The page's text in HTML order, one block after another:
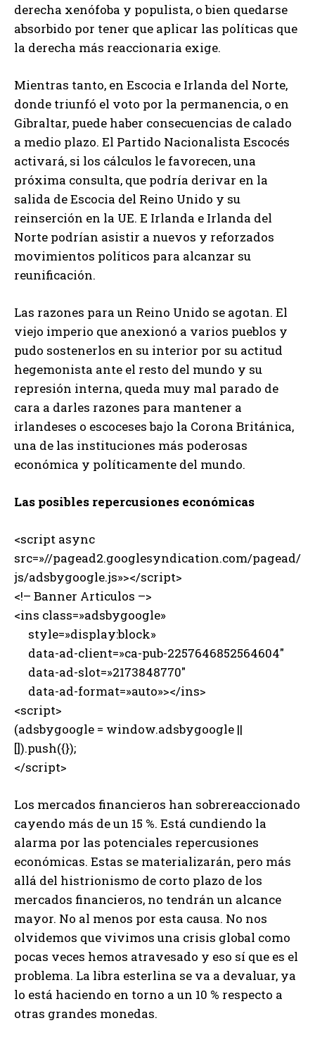
derecha xenófoba y populista, o bien quedarse
absorbido por tener que aplicar las políticas que
la derecha más reaccionaria exige.
Mientras tanto, en Escocia e Irlanda del Norte,
donde triunfó el voto por la permanencia, o en
Gibraltar, puede haber consecuencias de calado
a medio plazo. El Partido Nacionalista Escocés
activará, si los cálculos le favorecen, una
próxima consulta, que podría derivar en la
salida de Escocia del Reino Unido y su
reinserción en la UE. E Irlanda e Irlanda del
Norte podrían asistir a nuevos y reforzados
movimientos políticos para alcanzar su
reunificación.
Las razones para un Reino Unido se agotan. El
viejo imperio que anexionó a varios pueblos y
pudo sostenerlos en su interior por su actitud
hegemonista ante el resto del mundo y su
represión interna, queda muy mal parado de
cara a darles razones para mantener a
irlandeses o escoceses bajo la Corona Británica,
una de las instituciones más poderosas
económica y políticamente del mundo.
Las posibles repercusiones económicas
<script async
src=»//pagead2.googlesyndication.com/pagead/
js/adsbygoogle.js»></script>
<!– Banner Articulos –>
<ins class=»adsbygoogle»
style=»display:block»
data-ad-client=»ca-pub-2257646852564604″
data-ad-slot=»2173848770″
data-ad-format=»auto»></ins>
<script>
(adsbygoogle = window.adsbygoogle ||
[]).push({});
</script>
Los mercados financieros han sobrereaccionado
cayendo más de un 15 %. Está cundiendo la
alarma por las potenciales repercusiones
económicas. Estas se materializarán, pero más
allá del histrionismo de corto plazo de los
mercados financieros, no tendrán un alcance
mayor. No al menos por esta causa. No nos
olvidemos que vivimos una crisis global como
pocas veces hemos atravesado y eso sí que es el
problema. La libra esterlina se va a devaluar, ya
lo está haciendo en torno a un 10 % respecto a
otras grandes monedas.